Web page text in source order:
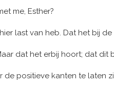
me, Esther?
last van heb. Dat het bij
dat het erbij hoort; dat
positieve kanten te laten